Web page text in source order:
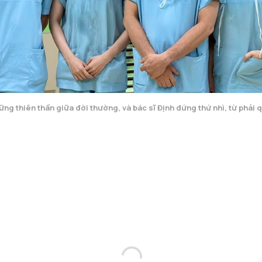
thiên thần giữa đời thường, và bác sĩ Định đứng thứ nhì, từ phải